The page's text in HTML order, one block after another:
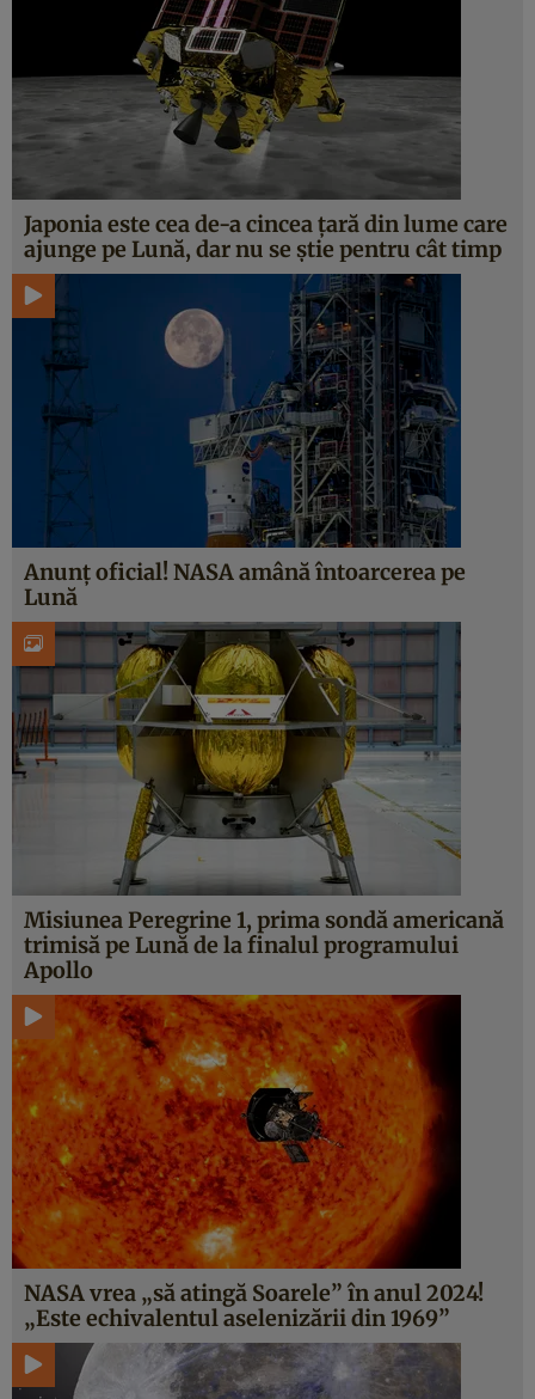
Japonia este cea de-a cincea țară din lume care
ajunge pe Lună, dar nu se știe pentru cât timp
Anunț oficial! NASA amână întoarcerea pe
Lună
Misiunea Peregrine 1, prima sondă americană
trimisă pe Lună de la finalul programului
Apollo
NASA vrea „să atingă Soarele” în anul 2024!
„Este echivalentul aselenizării din 1969”